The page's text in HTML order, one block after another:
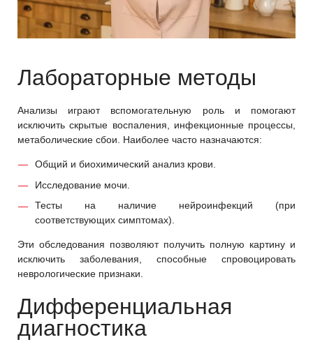
Лабораторные методы
Анализы играют вспомогательную роль и помогают
исключить скрытые воспаления, инфекционные процессы,
метаболические сбои. Наиболее часто назначаются:
Общий и биохимический анализ крови.
Исследование мочи.
Тесты на наличие нейроинфекций (при
соответствующих симптомах).
Эти обследования позволяют получить полную картину и
исключить заболевания, способные спровоцировать
неврологические признаки.
Дифференциальная
диагностика